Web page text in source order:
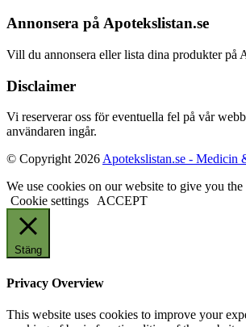
Annonsera på Apotekslistan.se
Vill du annonsera eller lista dina produkter på
Disclaimer
Vi reserverar oss för eventuella fel på vår
användaren ingår.
© Copyright 2026 Apotekslistan.se - Medicin
We use cookies on our website to give you
Cookie settings
ACCEPT
Stäng
Privacy Overview
This website uses cookies to improve your